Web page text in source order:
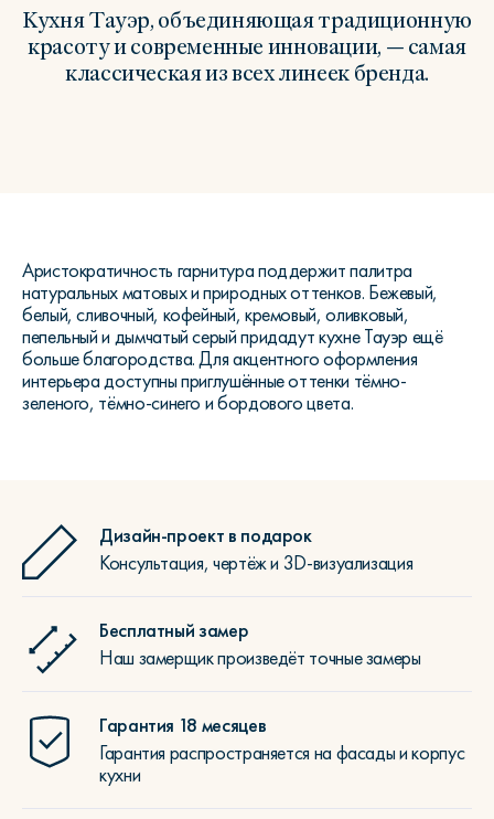
Кухня Тауэр, объединяющая традиционную
красоту и современные инновации, — самая
классическая из всех линеек бренда.
Аристократичность гарнитура поддержит палитра
натуральных матовых и природных оттенков. Бежевый,
белый, сливочный, кофейный, кремовый, оливковый,
пепельный и дымчатый серый придадут кухне Тауэр ещё
больше благородства. Для акцентного оформления
интерьера доступны приглушённые оттенки тёмно-
зеленого, тёмно-синего и бордового цвета.
Дизайн-проект в подарок
Консультация, чертёж и 3D-визуализация
Бесплатный замер
Наш замерщик произведёт точные замеры
Гарантия 18 месяцев
Гарантия распространяется на фасады и корпус
кухни